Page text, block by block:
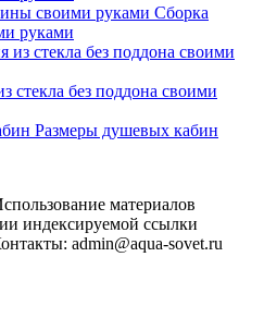
Сборка
руками
стекла без поддона своими
Размеры душевых кабин
материалов
индексируемой ссылки
admin@aqua-sovet.ru